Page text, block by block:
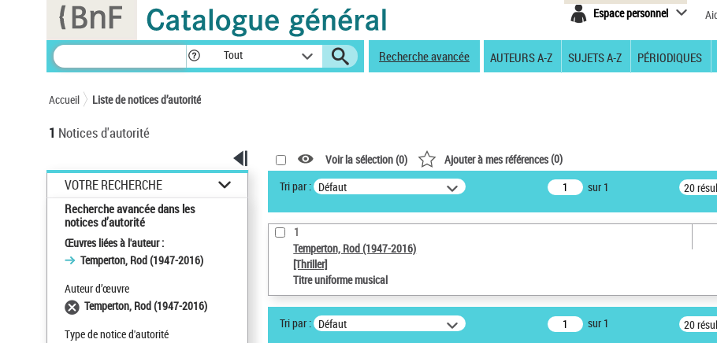
Espace personnel
Tout Recherche avancée AUTEURS A-Z SUJETS A-Z PÉRIODIQUES
Accueil Liste de notices d’autorité
1 Notices d'autorité
VOTRE RECHERCHE
Recherche avancée dans les
notices d’autorité
Œuvres liées à l'auteur :
Temperton, Rod (1947-2016)
Auteur d’œuvre
Temperton, Rod (1947-2016)
Type de notice d'autorité
Voir la sélection (0) Ajouter à mes références(0)
Tri par : Défaut sur 1 20
1
Temperton, Rod (1947-2016)
[Thriller]
Titre uniforme musical
Tri par : Défaut sur 1 20
Panneau de gestion des cookies